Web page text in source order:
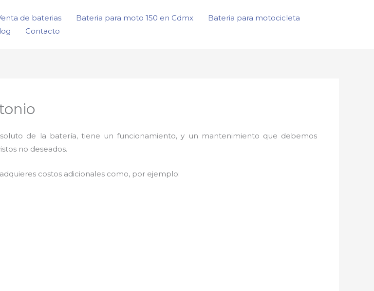
de baterias Bateria para moto 150 en Cdmx
Bateria para motocicleta
Contacto
de la batería, tiene un funcionamiento, y un mantenimiento que debemos
no deseados.
costos adicionales como, por ejemplo: